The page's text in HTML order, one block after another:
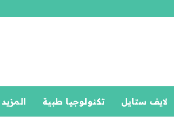
لايف ستايل تكنولوجيا طبية المزيد